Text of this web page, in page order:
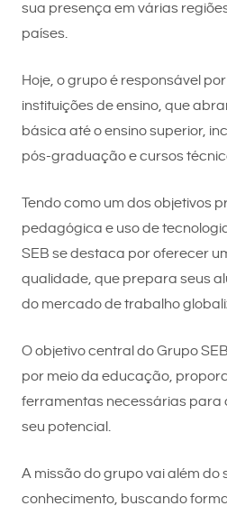
sua presença em várias
países.
Hoje, o grupo é responsável
instituições de ensino, que
básica até o ensino superior,
pós-graduação e cursos
Tendo como um dos objetivos
pedagógica e uso de
SEB se destaca por oferecer
qualidade, que prepara seus
do mercado de trabalho
O objetivo central do Grupo
por meio da educação,
ferramentas necessárias para
seu potencial.
A missão do grupo vai além do
conhecimento, buscando